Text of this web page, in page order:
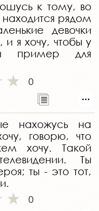
к тому, во
находится рядом
девочки
и я хочу, чтобы у
пример для
0
нахожусь на
говорю, что
хочу. Такой
Ты
ты - это тот,
0